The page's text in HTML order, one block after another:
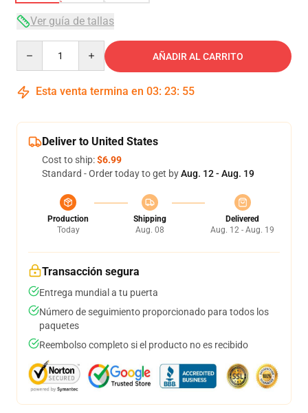
Ver guía de tallas
AÑADIR AL CARRITO
Esta venta termina en 03: 23: 54
Deliver to United States
Cost to ship:$6.99
Standard - Order today to get byAug. 12 - Aug. 19
Production
Today
Shipping
Aug. 08
Delivered
Aug. 12 - Aug. 19
Transacción segura
Entrega mundial a tu puerta
Número de seguimiento proporcionado para todos los
paquetes
Reembolso completo si el producto no es recibido